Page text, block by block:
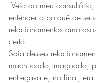
entender o porquê de
relacionamentos
certo.
Saía desses
machucado, magoado,
entregava e, no final, era